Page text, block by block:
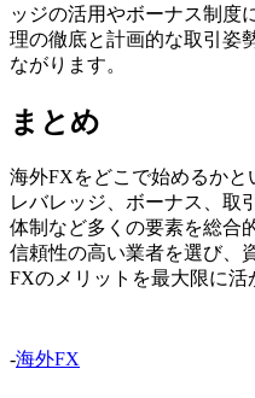
ッジの活用やボーナス制度
理の徹底と計画的な取引姿
ながります。
まとめ
海外FXをどこで始めるかと
レバレッジ、ボーナス、取
体制など多くの要素を総合
信頼性の高い業者を選び、
FXのメリットを最大限に活
-海外FX